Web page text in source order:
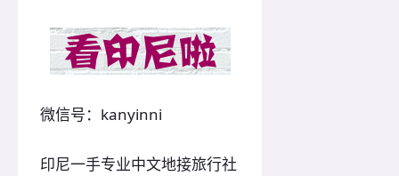
微信号：kanyinni
印尼一手专业中文地接旅行社